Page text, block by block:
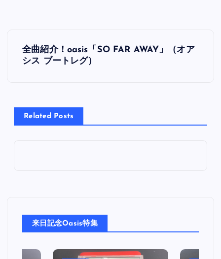
投
稿
ビ
ョ
ン
全曲紹介！oasis「SO FAR AWAY」（オア
シス ブートレグ）
Related Posts
来日記念Oasis特集